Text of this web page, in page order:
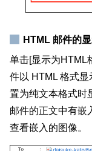
HTML 邮件的
单击[显示为HTML
件以 HTML 格式
置为纯文本格式时
邮件的正文中有嵌
查看嵌入的图像。